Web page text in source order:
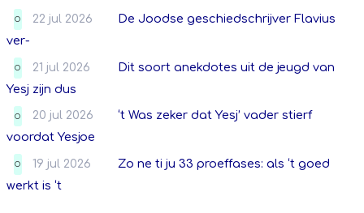
O 22 jul 2026
De Joodse geschiedschrijver Flavius
ver-
O 21 jul 2026
Dit soort anekdotes uit de jeugd van
Yesj zijn dus
O 20 jul 2026
‘t Was zeker dat Yesj’ vader stierf
voordat Yesjoe
O 19 jul 2026
Zo ne ti ju 33 proeffases: als ‘t goed
werkt is ‘t